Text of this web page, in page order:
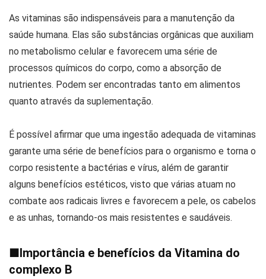
As vitaminas são indispensáveis para a manutenção da
saúde humana. Elas são substâncias orgânicas que auxiliam
no metabolismo celular e favorecem uma série de
processos químicos do corpo, como a absorção de
nutrientes. Podem ser encontradas tanto em alimentos
quanto através da suplementação.
É possível afirmar que uma ingestão adequada de vitaminas
garante uma série de benefícios para o organismo e torna o
corpo resistente a bactérias e vírus, além de garantir
alguns benefícios estéticos, visto que várias atuam no
combate aos radicais livres e favorecem a pele, os cabelos
e as unhas, tornando-os mais resistentes e saudáveis.
■Importância e benefícios da Vitamina do
complexo B